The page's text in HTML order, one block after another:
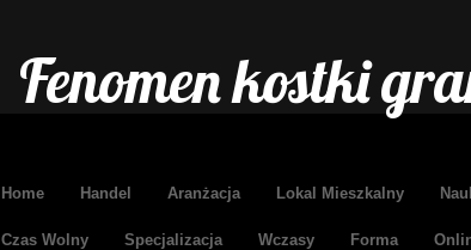
Fenomen kostki
Home Handel Aranżacja Lokal Mieszkalny
Czas Wolny Specjalizacja Wczasy Forma